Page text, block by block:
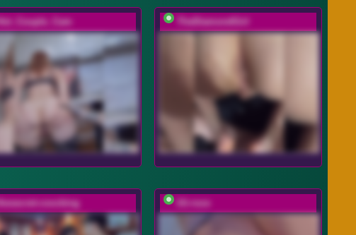
Hot_Couple_Cam TheDiamondGirl
thesecret-coocking lili-roze